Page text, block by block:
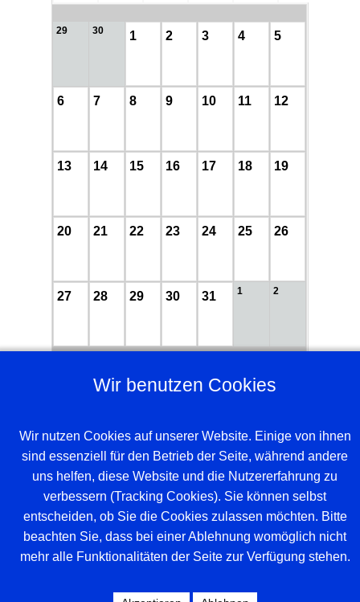
29 30 1 2 3 4 5
6 7 8 9 10 11 12
13 14 15 16 17 18 19
20 21 22 23 24 25 26
27 28 29 30 31 1 2
DEFAULT Alle Kategorien ...
Beispieltext. Klicke, um das Textelement
auszuwählen.
Wir benutzen Cookies
Wir nutzen Cookies auf unserer Website. Einige von ihnen
sind essenziell für den Betrieb der Seite, während andere
uns helfen, diese Website und die Nutzererfahrung zu
verbessern (Tracking Cookies). Sie können selbst
entscheiden, ob Sie die Cookies zulassen möchten. Bitte
beachten Sie, dass bei einer Ablehnung womöglich nicht
mehr alle Funktionalitäten der Seite zur Verfügung stehen.